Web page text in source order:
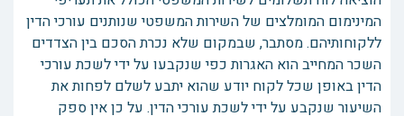
המינימום המומלצים של השירות המשפטי שנותנים עורכי הדין
ללקוחותיהם. מסתבר, שבמקום שלא נכרת הסכם בין הצדדים
השכר המחייב הוא האגרות כפי שנקבעו על ידי לשכת עורכי
הדין באופן שכל לקוח יודע שהוא יתבע לשלם לפחות את
השיעור שנקבע על ידי לשכת עורכי הדין. על כן אין ספק